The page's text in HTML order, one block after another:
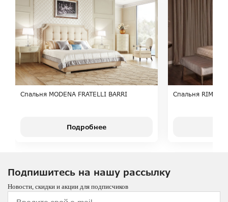
Спальня MODENA FRATELLI BARRI
Подробнее
Спальня RIMINI
Подпишитесь на нашу рассылку
Новости, скидки и акции для подписчиков